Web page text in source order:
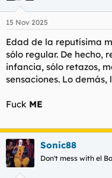
e
:
15 Nov 2025
Edad de la reputísima
sólo regular. De hecho,
infancia, sólo retazos,
sensaciones. Lo
Fuck ME
Sonic88
Don't mess with el